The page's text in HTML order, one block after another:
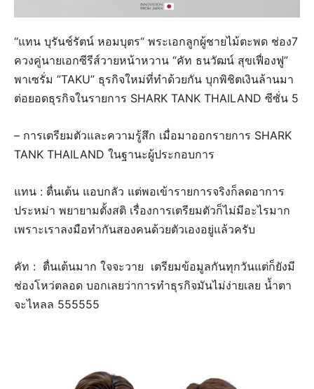
“แทน บุรันช์รัตน์ หอมบุตร“ พระเอกลูกผู้ชายไม้ตะพด ช่อง7
ควงคู่นายเอกซีรีส์วายหน้าหวาน “คัท ธนวัฒน์ สุขเฟื่องฟู”
พาเซรั่ม ”TAKU” ธุรกิจใหม่ที่ทำด้วยกัน บุกพิชิตเงินล้านมา
ต่อยอดธุรกิจในรายการ SHARK TANK THAILAND ซีซั่น 5
– การเตรียมตัวและความรู้สึก เมื่อมาออกรายการ SHARK
TANK THAILAND ในฐานะผู้ประกอบการ
แทน : ตื่นเต้น แอบกลัว แต่พอเข้ารายการจริงก็ลดอาการ
ประหม่า พยายามตั้งสติ เรื่องการเตรียมตัวก็ไม่มีอะไรมาก
เพราะเราลงมือทำกันสองคนด้วยตัวเองอยู่แล้วครับ
คัท : ตื่นเต้นมาก ใจจะวาย เตรียมข้อมูลกันทุกวันแต่ก็ยังมี
ช่องโหว่ตลอด บอกเลยว่าการทำธุรกิจมันไม่ง่ายเลย น้ำตา
จะไหลล 555555